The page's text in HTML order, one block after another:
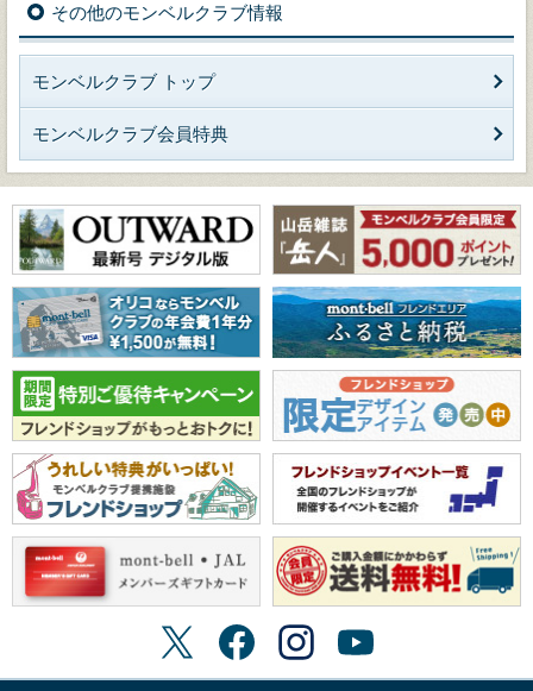
その他のモンベルクラブ情報
モンベルクラブ トップ
モンベルクラブ会員特典